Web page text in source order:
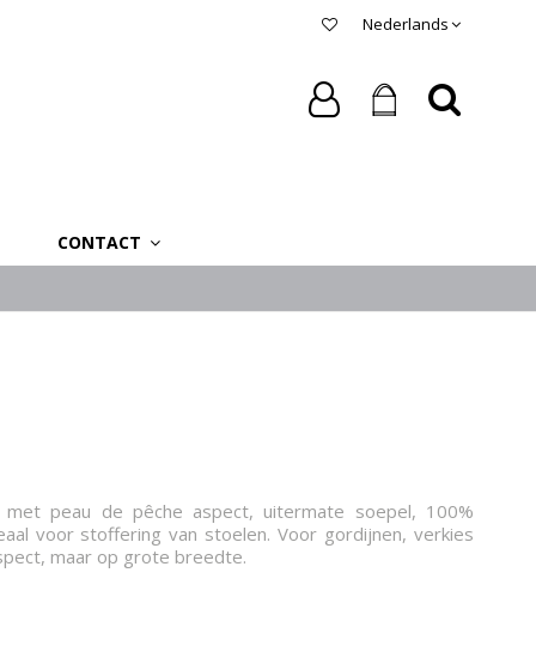
Nederlands
CONTACT
met peau de pêche aspect, uitermate soepel, 100%
voor stoffering van stoelen. Voor gordijnen, verkies
maar op grote breedte.